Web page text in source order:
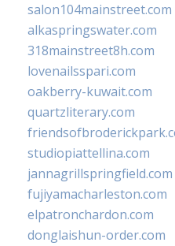
salon104mainstreet.com
alkaspringswater.com
318mainstreet8h.com
lovenailsspari.com
oakberry-kuwait.com
quartzliterary.com
studiopiattellina.com
jannagrillspringfield.com
fujiyamacharleston.com
elpatronchardon.com
donglaishun-order.com